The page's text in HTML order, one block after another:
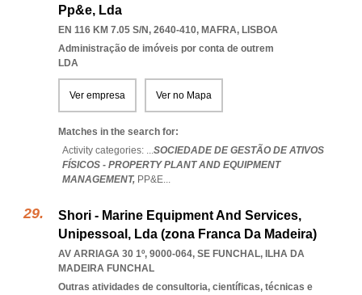
Pp&e, Lda
EN 116 KM 7.05 S/N, 2640-410, MAFRA, LISBOA
Administração de imóveis por conta de outrem
LDA
Ver empresa Ver no Mapa
Matches in the search for:
Activity categories: ...SOCIEDADE DE GESTÃO DE ATIVOS
FÍSICOS - PROPERTY PLANT AND EQUIPMENT
MANAGEMENT, PP&E...
Shori - Marine Equipment And Services,
Unipessoal, Lda (zona Franca Da Madeira)
AV ARRIAGA 30 1º, 9000-064, SE FUNCHAL, ILHA DA
MADEIRA FUNCHAL
Outras atividades de consultoria, científicas, técnicas e